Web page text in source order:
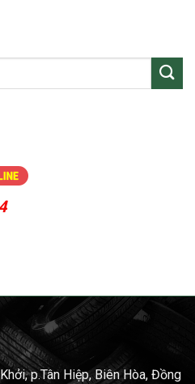
Cát
p.Tân Hiệp, Biên Hòa, Đồng